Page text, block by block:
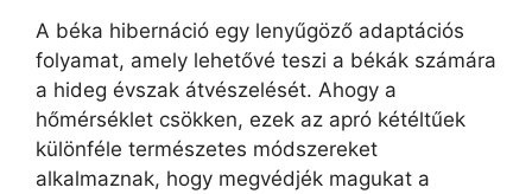
A béka hibernáció egy lenyűgöző adaptációs
folyamat, amely lehetővé teszi a békák számára
a hideg évszak átvészelését. Ahogy a
hőmérséklet csökken, ezek az apró kétéltűek
különféle természetes módszereket
alkalmaznak, hogy megvédjék magukat a